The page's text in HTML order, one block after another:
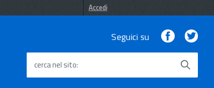
Accedi
Seguici su Facebook
cerca nel sito